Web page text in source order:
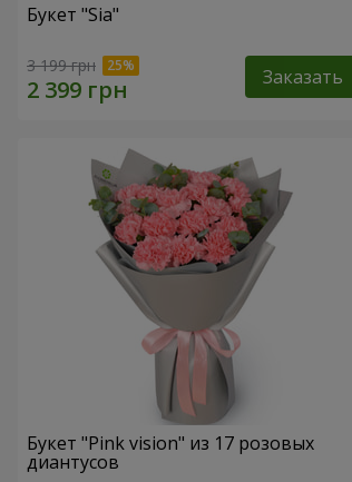
Букет "Sia"
3 199 грн Заказать
Букет "Pink vision" из 17 розовых
диантусов